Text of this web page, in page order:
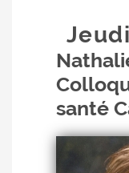
santé